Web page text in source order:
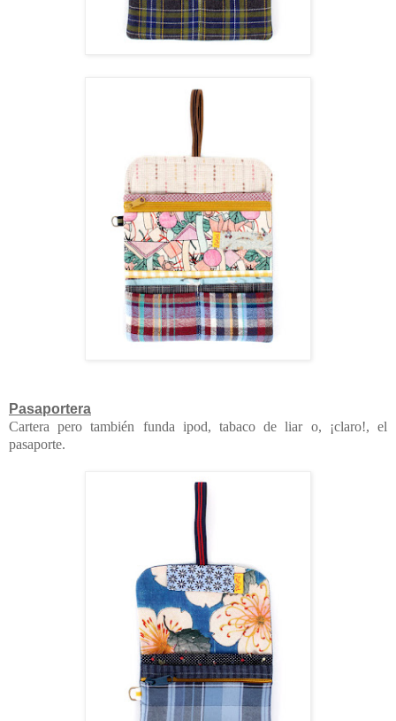
Pasaportera
Cartera pero también funda ipod, tabaco de liar o, ¡claro!, el
pasaporte.